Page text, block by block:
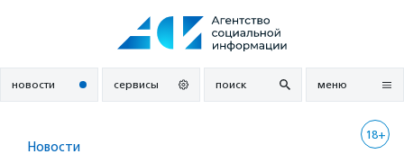
новости сервисы поиск меню
18+
Новости